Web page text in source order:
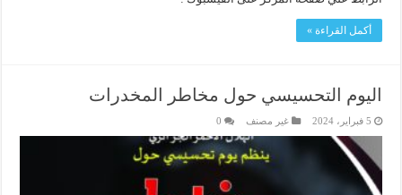
أكمل القراءة »
اليوم التحسيسي حول مخاطر المخدرات
5 فبراير، 2024 غير مصنف 0